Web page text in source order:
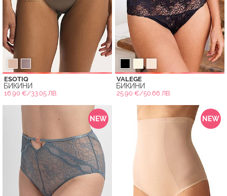
ESOTIQ
БИКИНИ
16.90 €/33.05 ЛВ.
VALEGE
БИКИНИ
25.90 €/50.66 ЛВ.
NEW NEW